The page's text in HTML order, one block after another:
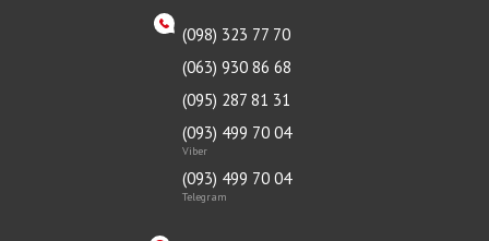
(098) 323 77 70
(063) 930 86 68
(095) 287 81 31
(093) 499 70 04
Viber
(093) 499 70 04
Telegram